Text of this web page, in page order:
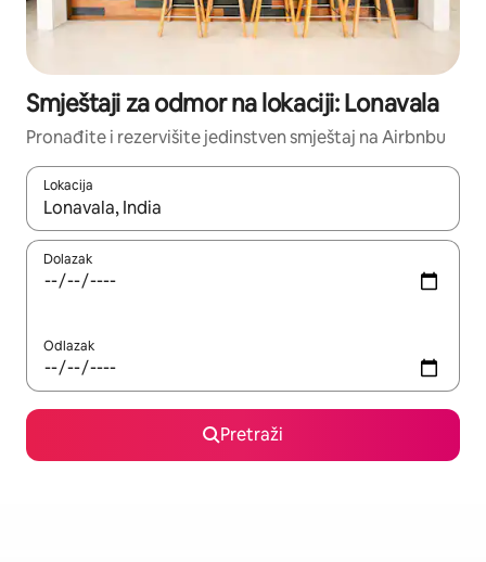
Smještaji za odmor na lokaciji: Lonavala
Pronađite i rezervišite jedinstven smještaj na Airbnbu
Lokacija
Kad rezultati budu dostupni, krećite se gore i dolje pomoću
Dolazak
Odlazak
Pretraži